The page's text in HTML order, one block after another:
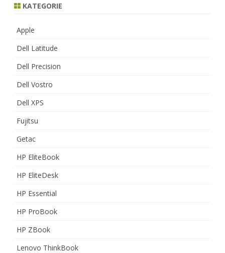
KATEGORIE
Apple
Dell Latitude
Dell Precision
Dell Vostro
Dell XPS
Fujitsu
Getac
HP EliteBook
HP EliteDesk
HP Essential
HP ProBook
HP ZBook
Lenovo ThinkBook